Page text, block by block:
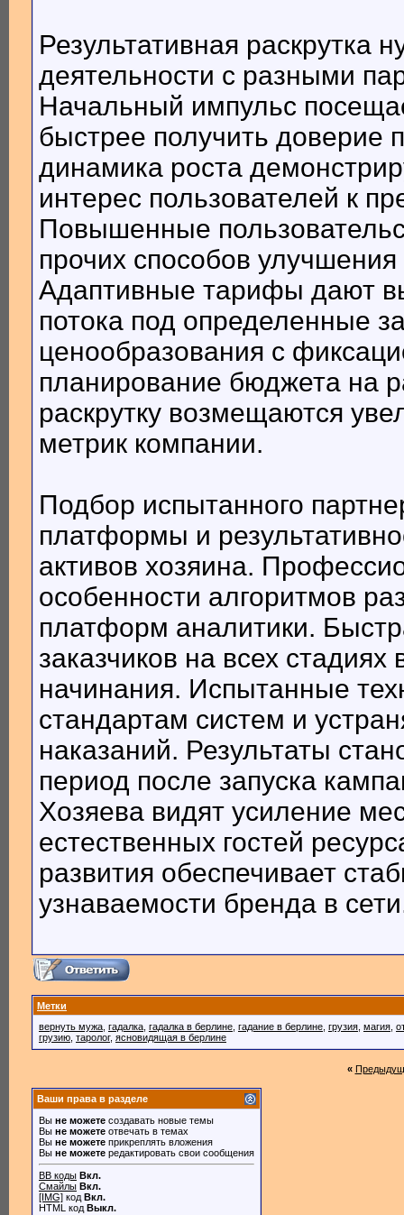
Результативная раскрутка
деятельности с разными
Начальный импульс
быстрее получить доверие
динамика роста
интерес пользователей к
Повышенные
прочих способов улучшения
Адаптивные тарифы дают
потока под определенные
ценообразования с
планирование бюджета на
раскрутку возмещаются
метрик компании.
Подбор испытанного
платформы и
активов хозяина.
особенности алгоритмов
платформ аналитики.
заказчиков на всех
начинания. Испытанные
стандартам систем и
наказаний. Результаты
период после запуска
Хозяева видят усиление
естественных гостей
развития обеспечивает
узнаваемости бренда в
Метки
вернуть мужа гадалка гадалка в берлине гадание в берлине грузия магия
грузию таролог, ясновидящая в берлине
«
Ваши права в разделе
Вы не можете создавать новые темы
Вы не можете отвечать в темах
Вы не можете прикреплять вложения
Вы не можете редактировать свои сообщения
BB коды Вкл.
Смайлы Вкл.
[IMG] код Вкл.
HTML код Выкл.